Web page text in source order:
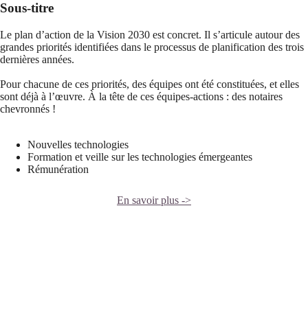
Sous-titre
Le plan d’action de la Vision 2030 est concret. Il s’articule autour des
grandes priorités identifiées dans le processus de planification des trois
dernières années.
Pour chacune de ces priorités, des équipes ont été constituées, et elles
sont déjà à l’œuvre. À la tête de ces équipes-actions : des notaires
chevronnés !
Nouvelles technologies
Formation et veille sur les technologies émergeantes
Rémunération
En savoir plus ->